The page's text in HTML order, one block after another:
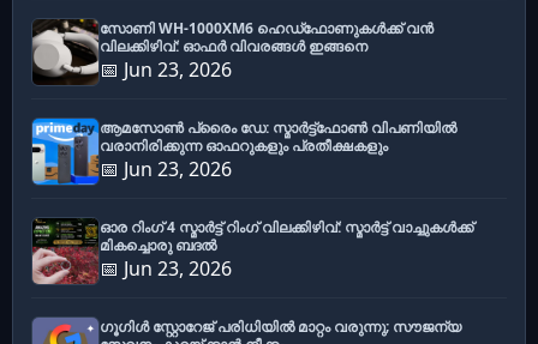
സോണി WH-1000XM6 ഹെഡ്‌ഫോണുകൾക്ക് വൻ
വിലക്കിഴിവ്: ഓഫർ വിവരങ്ങൾ ഇങ്ങനെ
📅 Jun 23, 2026
ആമസോൺ പ്രൈം ഡേ: സ്മാർട്ട്ഫോൺ വിപണിയിൽ
വരാനിരിക്കുന്ന ഓഫറുകളും പ്രതീക്ഷകളും
📅 Jun 23, 2026
ഓര റിംഗ് 4 സ്മാർട്ട് റിംഗ് വിലക്കിഴിവ്: സ്മാർട്ട് വാച്ചുകൾക്ക്
മികച്ചൊരു ബദൽ
📅 Jun 23, 2026
ഗൂഗിൾ സ്റ്റോറേജ് പരിധിയിൽ മാറ്റം വരുന്നു; സൗജന്യ